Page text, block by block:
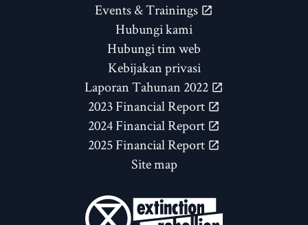
Events & Trainings
Hubungi kami
Hubungi tim web
Kebijakan privasi
Laporan Tahunan 2022
2023 Financial Report
2024 Financial Report
2025 Financial Report
Site map